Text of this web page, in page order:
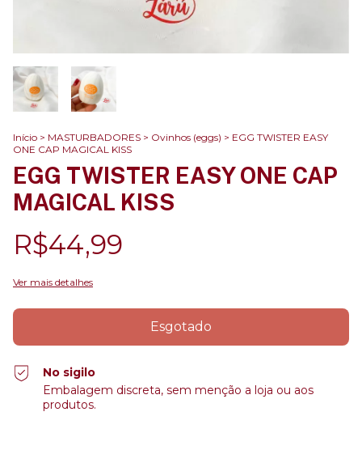
Início > MASTURBADORES > Ovinhos (eggs) > EGG TWISTER EASY
ONE CAP MAGICAL KISS
EGG TWISTER EASY ONE CAP
MAGICAL KISS
R$44,99
Ver mais detalhes
No sigilo
Embalagem discreta, sem menção a loja ou aos
produtos.